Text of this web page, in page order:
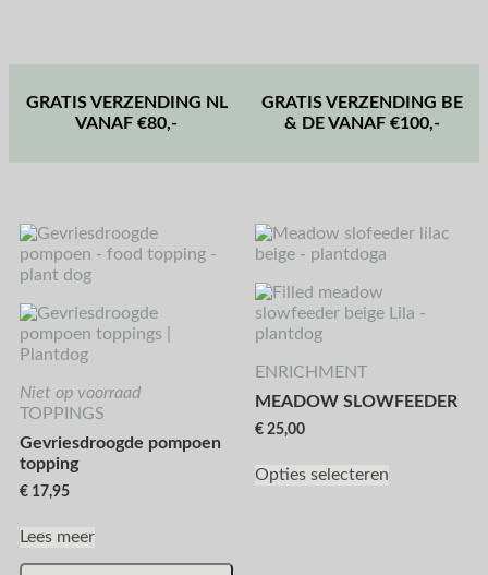
GRATIS VERZENDING NL
VANAF €80,-
GRATIS VERZENDING BE
& DE VANAF €100,-
Niet op voorraad
TOPPINGS
Gevriesdroogde pompoen
topping
€ 17,95
Lees meer
ENRICHMENT
MEADOW SLOWFEEDER
€ 25,00
Opties selecteren